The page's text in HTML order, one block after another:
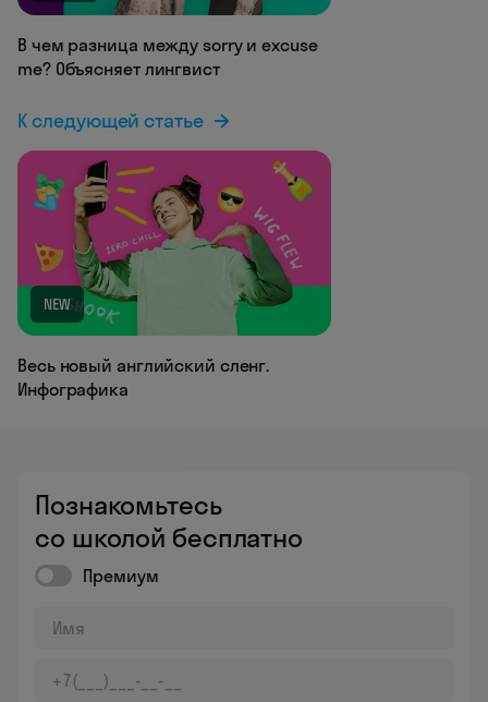
В чем разница между sorry и excuse
me? Объясняет лингвист
К следующей статье
NEW
Весь новый английский сленг.
Инфографика
Познакомьтесь
со школой бесплатно
Премиум